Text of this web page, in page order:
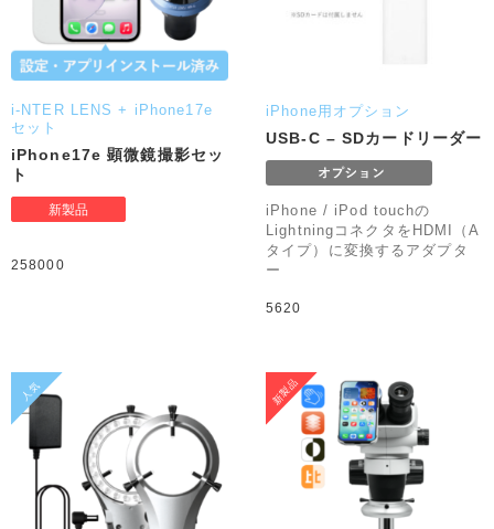
i-NTER LENS + iPhone17e
セット
iPhone17e 顕微鏡撮影セッ
ト
258000
iPhone用オプション
USB-C – SDカードリーダー
iPhone / iPod touchの
LightningコネクタをHDMI（A
タイプ）に変換するアダプタ
ー
5620